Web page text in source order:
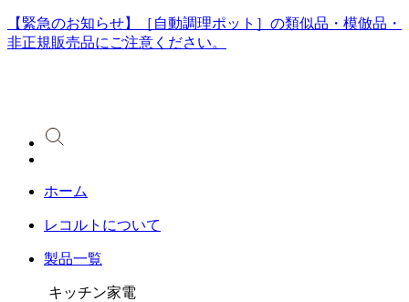
【緊急のお知らせ】［自動調理ポット］の類似品・模倣品・
非正規販売品にご注意ください。
ホーム
レコルトについて
製品一覧
キッチン家電